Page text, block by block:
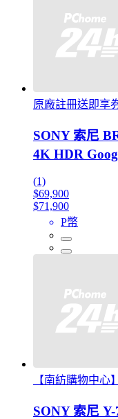
原廠註冊送即享
SONY 索尼
4K HDR
(1)
$69,900
$71,900
P幣
【南紡購物中心
SONY 索尼